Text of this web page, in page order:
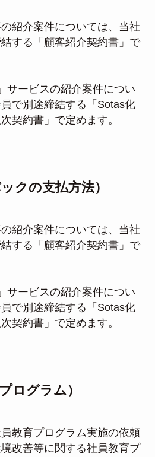
紹介案件については、当社
する「顧客紹介契約書」で
サービスの紹介案件につい
で別途締結する「Sotas化
契約書」で定めます。
クの支払方法）
紹介案件については、当社
する「顧客紹介契約書」で
サービスの紹介案件につい
で別途締結する「Sotas化
契約書」で定めます。
ログラム）
教育プログラム実施の依頼
改善等に関する社員教育プ